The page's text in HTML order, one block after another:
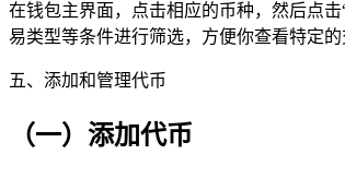
在钱包主界面，点击相应的币种，然后点
易类型等条件进行筛选，方便你查看特定的
五、添加和管理代币
（一）添加代币